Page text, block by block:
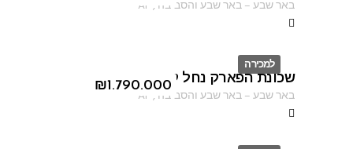
באר שבע–באר שבע והסביבה ,
AF
למכירה
ID
₪1.790.000
שכונת הפארק נחל קדרון
באר שבע–באר שבע והסביבה ,
AF